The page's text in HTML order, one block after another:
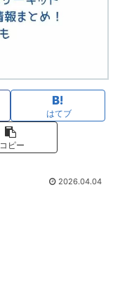
はてブ
コピー
2026.04.04